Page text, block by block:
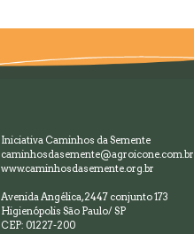
Iniciativa Caminhos da Semente
caminhosdasemente@agroicone.com.br
www.caminhosdasemente.org.br
Avenida Angélica, 2447 conjunto 173
Higienópolis São Paulo/ SP
CEP: 01227-200